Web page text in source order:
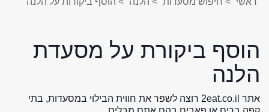
הוסף ביקורת על מסעדת
הלנה
אתר 2eat.co.il רוצה לשפר את חווית הבילוי במסעדות, בתי